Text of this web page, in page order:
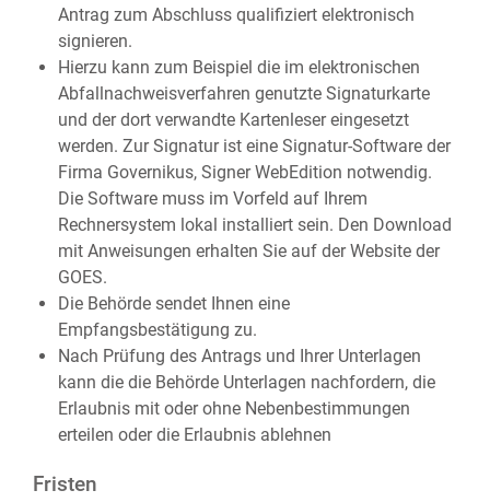
Antrag zum Abschluss qualifiziert elektronisch
signieren.
Hierzu kann zum Beispiel die im elektronischen
Abfallnachweisverfahren genutzte Signaturkarte
und der dort verwandte Kartenleser eingesetzt
werden. Zur Signatur ist eine Signatur-Software der
Firma Governikus, Signer WebEdition notwendig.
Die Software muss im Vorfeld auf Ihrem
Rechnersystem lokal installiert sein. Den Download
mit Anweisungen erhalten Sie auf der Website der
GOES.
Die Behörde sendet Ihnen eine
Empfangsbestätigung zu.
Nach Prüfung des Antrags und Ihrer Unterlagen
kann die die Behörde Unterlagen nachfordern, die
Erlaubnis mit oder ohne Nebenbestimmungen
erteilen oder die Erlaubnis ablehnen
Fristen